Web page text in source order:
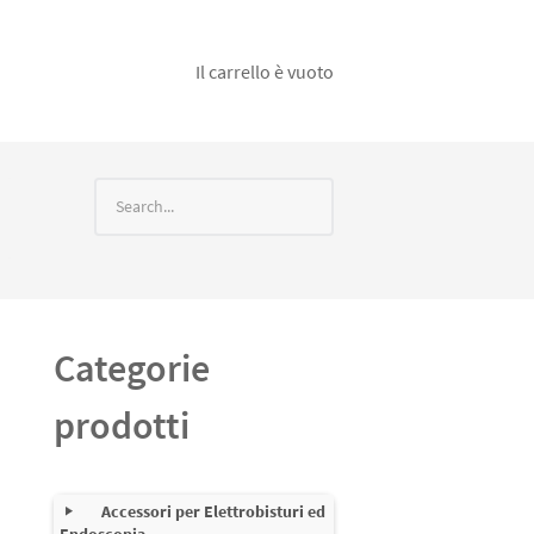
Il carrello è vuoto
Categorie
prodotti
Accessori per Elettrobisturi ed